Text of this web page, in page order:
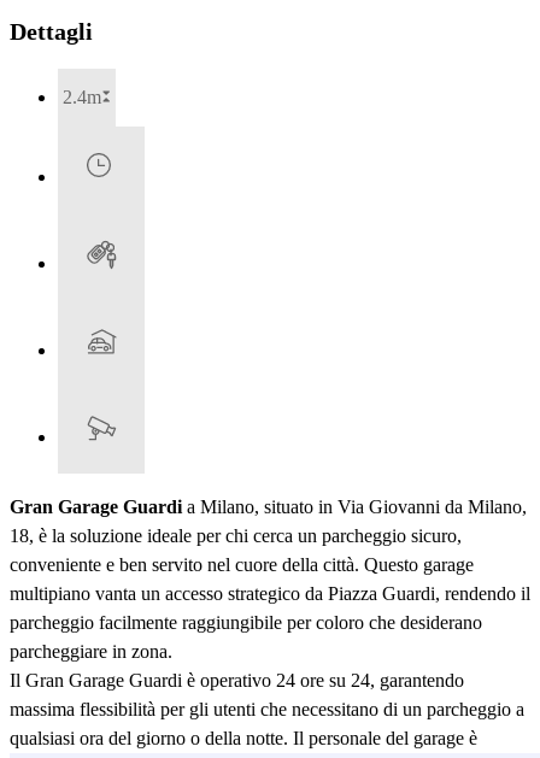
Dettagli
2.4m
Gran Garage Guardi a Milano, situato in Via Giovanni da Milano,
18, è la soluzione ideale per chi cerca un parcheggio sicuro,
conveniente e ben servito nel cuore della città. Questo garage
multipiano vanta un accesso strategico da Piazza Guardi, rendendo il
parcheggio facilmente raggiungibile per coloro che desiderano
parcheggiare in zona.
Il Gran Garage Guardi è operativo 24 ore su 24, garantendo
massima flessibilità per gli utenti che necessitano di un parcheggio a
qualsiasi ora del giorno o della notte. Il personale del garage è